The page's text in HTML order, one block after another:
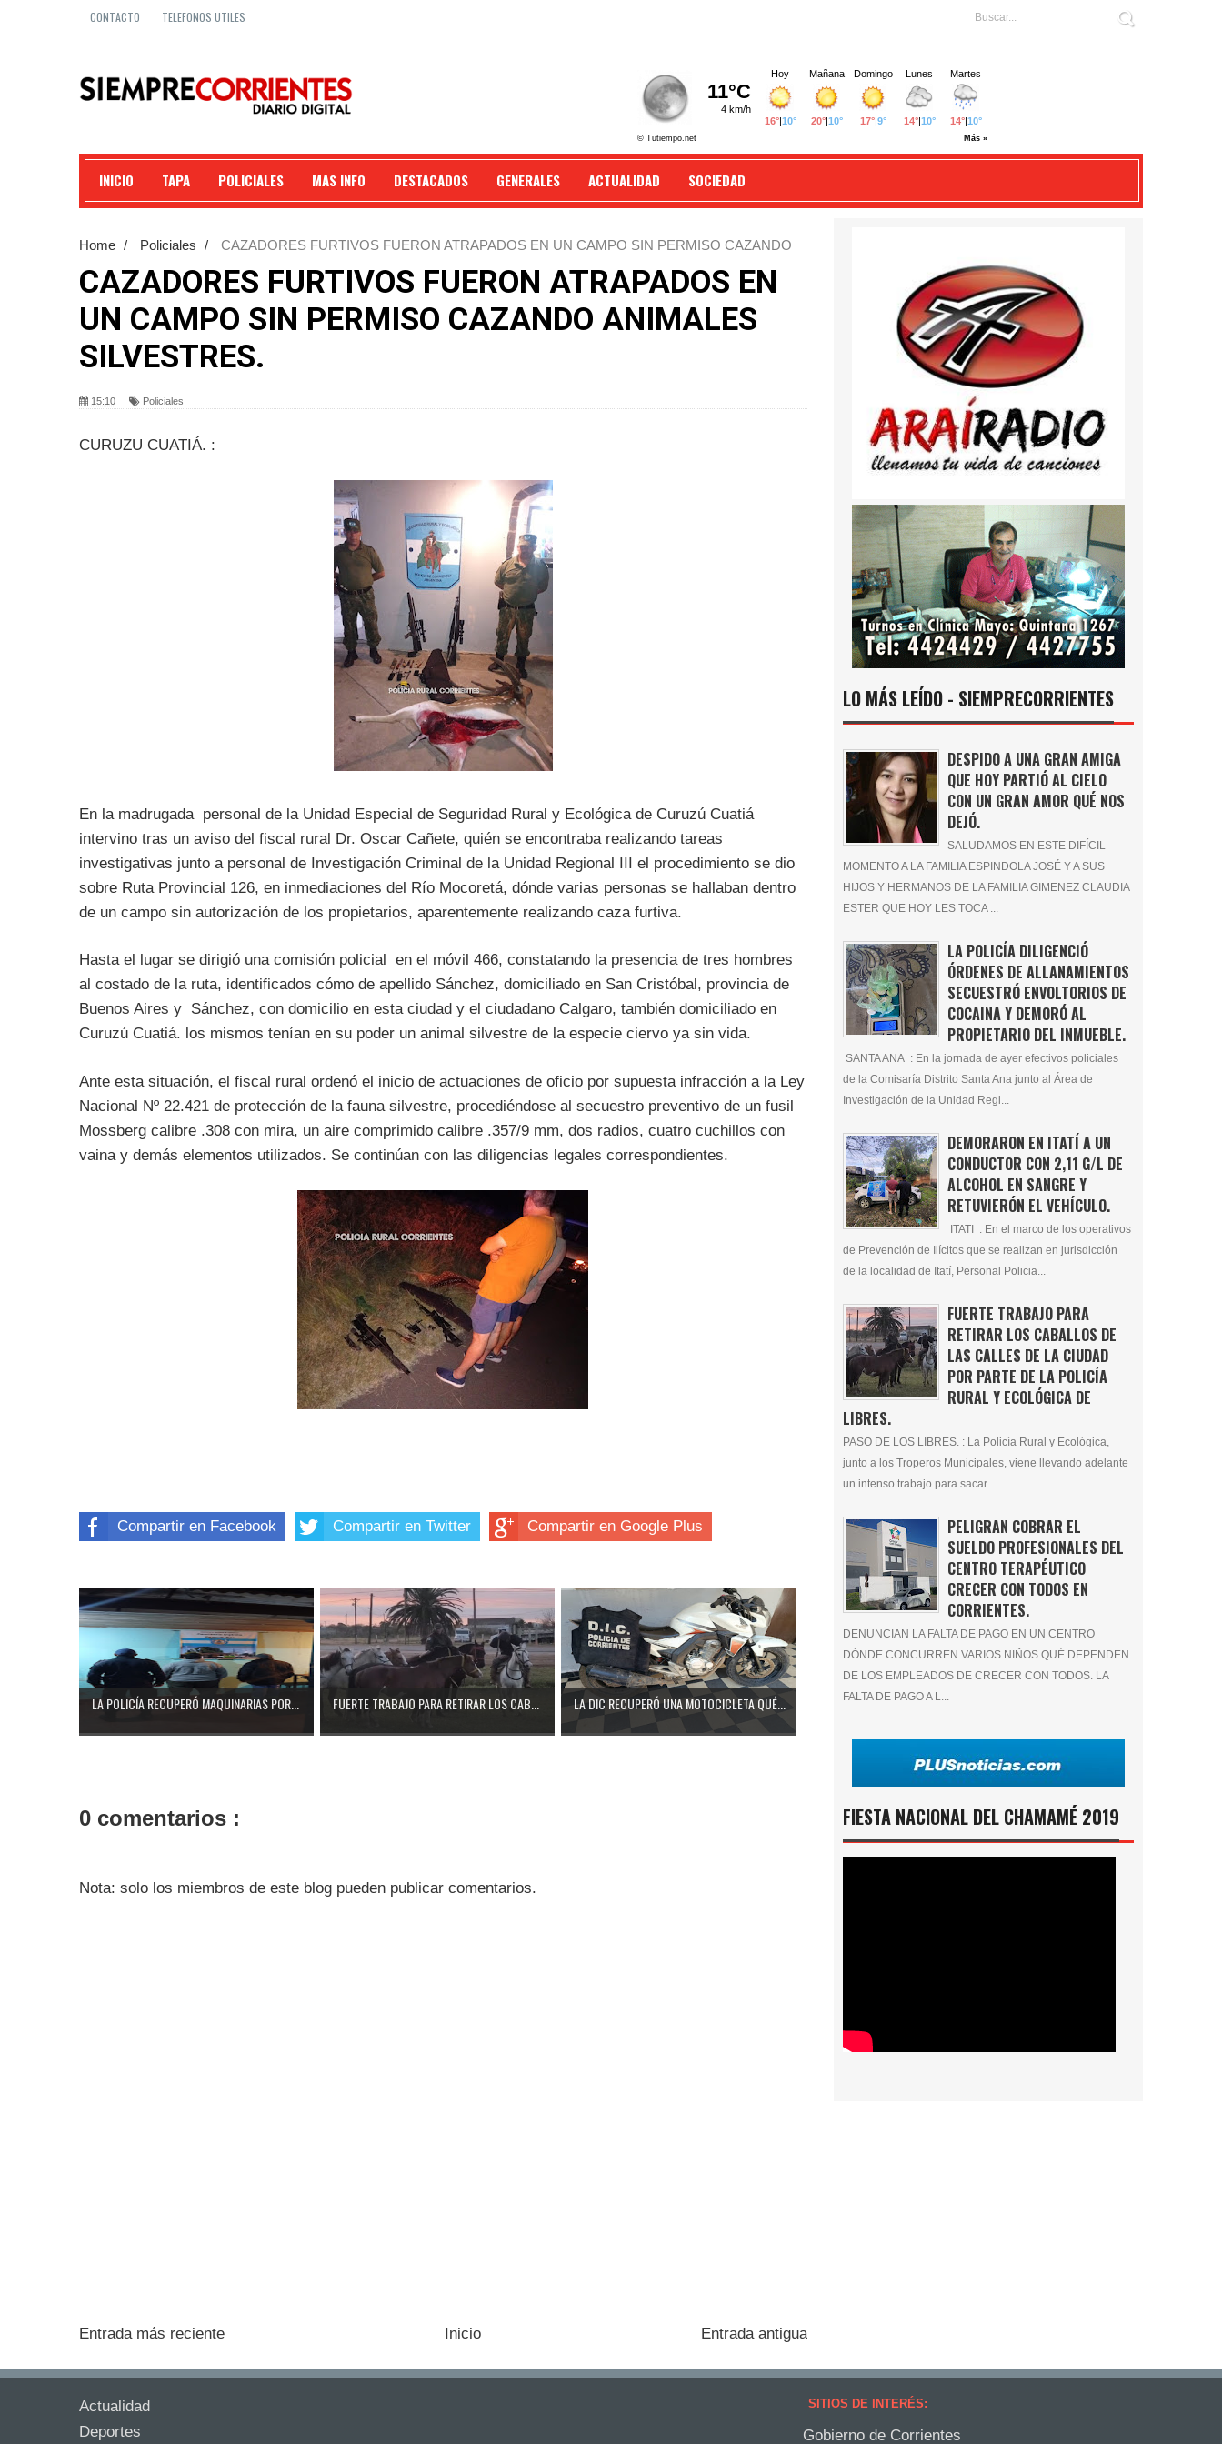
CONTACTO TELEFONOS UTILES
INICIO TAPA POLICIALES MAS INFO DESTACADOS GENERALES ACTUALIDAD SOCIEDAD
Home / Policiales /
CAZADORES FURTIVOS FUERON ATRAPADOS EN UN CAMPO SIN PERMISO CAZANDO
CAZADORES FURTIVOS FUERON ATRAPADOS EN
UN CAMPO SIN PERMISO CAZANDO ANIMALES
SILVESTRES.
15:10 Policiales
CURUZU CUATIÁ. :
En la madrugada personal de la Unidad Especial de Seguridad Rural y Ecológica de Curuzú Cuatiá
intervino tras un aviso del fiscal rural Dr. Oscar Cañete, quién se encontraba realizando tareas
investigativas junto a personal de Investigación Criminal de la Unidad Regional III el procedimiento se dio
sobre Ruta Provincial 126, en inmediaciones del Río Mocoretá, dónde varias personas se hallaban dentro
de un campo sin autorización de los propietarios, aparentemente realizando caza furtiva.
Hasta el lugar se dirigió una comisión policial en el móvil 466, constatando la presencia de tres hombres
al costado de la ruta, identificados cómo de apellido Sánchez, domiciliado en San Cristóbal, provincia de
Buenos Aires y Sánchez, con domicilio en esta ciudad y el ciudadano Calgaro, también domiciliado en
Curuzú Cuatiá. los mismos tenían en su poder un animal silvestre de la especie ciervo ya sin vida.
Ante esta situación, el fiscal rural ordenó el inicio de actuaciones de oficio por supuesta infracción a la Ley
Nacional Nº 22.421 de protección de la fauna silvestre, procediéndose al secuestro preventivo de un fusil
Mossberg calibre .308 con mira, un aire comprimido calibre .357/9 mm, dos radios, cuatro cuchillos con
vaina y demás elementos utilizados. Se continúan con las diligencias legales correspondientes.
Compartir en Facebook Compartir en Twitter Compartir en Google Plus
LA POLICÍA RECUPERÓ MAQUINARIAS POR... FUERTE TRABAJO PARA RETIRAR LOS CAB... LA DIC RECUPERÓ UNA MOTOCICLETA QUÉ...
0 comentarios :
Nota: solo los miembros de este blog pueden publicar comentarios.
Entrada más reciente Entrada antigua
Inicio
LO MÁS LEÍDO - SIEMPRECORRIENTES
DESPIDO A UNA GRAN AMIGA
QUE HOY PARTIÓ AL CIELO
CON UN GRAN AMOR QUÉ NOS
DEJÓ.
SALUDAMOS EN ESTE DIFÍCIL
MOMENTO A LA FAMILIA ESPINDOLA JOSÉ Y A SUS
HIJOS Y HERMANOS DE LA FAMILIA GIMENEZ CLAUDIA
ESTER QUE HOY LES TOCA ...
LA POLICÍA DILIGENCIÓ
ÓRDENES DE ALLANAMIENTOS
SECUESTRÓ ENVOLTORIOS DE
COCAINA Y DEMORÓ AL
PROPIETARIO DEL INMUEBLE.
SANTA ANA : En la jornada de ayer efectivos policiales
de la Comisaría Distrito Santa Ana junto al Área de
Investigación de la Unidad Regi...
DEMORARON EN ITATÍ A UN
CONDUCTOR CON 2,11 G/L DE
ALCOHOL EN SANGRE Y
RETUVIERÓN EL VEHÍCULO.
ITATI : En el marco de los operativos
de Prevención de Ilícitos que se realizan en jurisdicción
de la localidad de Itatí, Personal Policia...
FUERTE TRABAJO PARA
RETIRAR LOS CABALLOS DE
LAS CALLES DE LA CIUDAD
POR PARTE DE LA POLICÍA
RURAL Y ECOLÓGICA DE
LIBRES.
PASO DE LOS LIBRES. : La Policía Rural y Ecológica,
junto a los Troperos Municipales, viene llevando adelante
un intenso trabajo para sacar ...
PELIGRAN COBRAR EL
SUELDO PROFESIONALES DEL
CENTRO TERAPÉUTICO
CRECER CON TODOS EN
CORRIENTES.
DENUNCIAN LA FALTA DE PAGO EN UN CENTRO
DÓNDE CONCURREN VARIOS NIÑOS QUÉ DEPENDEN
DE LOS EMPLEADOS DE CRECER CON TODOS. LA
FALTA DE PAGO A L...
FIESTA NACIONAL DEL CHAMAMÉ 2019
Actualidad
Deportes
SITIOS DE INTERÉS:
Gobierno de Corrientes